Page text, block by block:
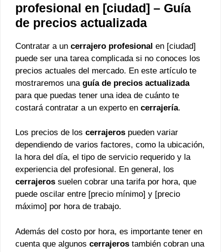
profesional en [ciudad] – Guía
de precios actualizada
Contratar a un cerrajero profesional en [ciudad]
puede ser una tarea complicada si no conoces los
precios actuales del mercado. En este artículo te
mostraremos una guía de precios actualizada
para que puedas tener una idea de cuánto te
costará contratar a un experto en cerrajería.
Los precios de los cerrajeros pueden variar
dependiendo de varios factores, como la ubicación,
la hora del día, el tipo de servicio requerido y la
experiencia del profesional. En general, los
cerrajeros suelen cobrar una tarifa por hora, que
puede oscilar entre [precio mínimo] y [precio
máximo] por hora de trabajo.
Además del costo por hora, es importante tener en
cuenta que algunos cerrajeros también cobran una